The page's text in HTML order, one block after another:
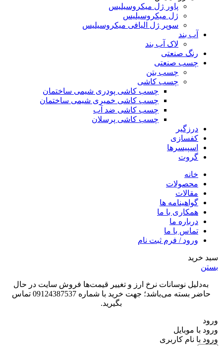
پاور ژل میکروسیلیس
ژل میکروسیلیس
سوپر ژل الیافی میکروسیلیس
آب بند
لاک آب بند
رنگ صنعتی
چسب صنعتی
چسب بتن
چسب کاشی
چسب کاشی پودری شیمی ساختمان
چسب کاشی خمیری شیمی ساختمان
چسب کاشی ضد آب
چسب کاشی پرسلان
درزگیر
کفسازی
اسپیسرها
گروت
خانه
محصولات
مقالات
گواهینامه ها
همکاری با ما
درباره ما
تماس با ما
ورود / فرم ثبت نام
سبد خرید
بستن
به‌دلیل نوسانات نرخ ارز و تغییر قیمت‌ها فروش سایت در حال
حاضر بسته می‌باشد؛ جهت خرید با شماره 09124387537 تماس
بگیرید.
ورود
ورود با موبایل
ورود با ‫نام کاربری